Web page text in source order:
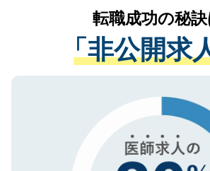
は、個人情報の取り扱いに
管理基準を満たした事業者
る、プライバシーマークを
で、機密保持に関してもご
かがいして、現在の医療機
経験をまじえながら、適切
させていただきます。すぐ
ない方には、長期的なサポ
ので、まずはご登録くださ
転職成功の秘
「非公開求